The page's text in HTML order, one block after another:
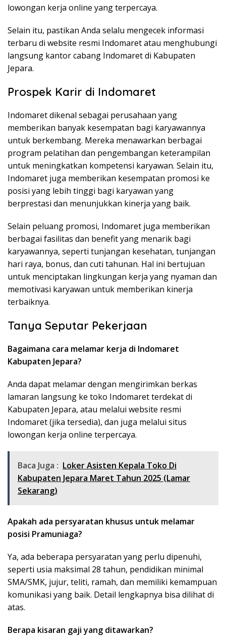
lowongan kerja online yang terpercaya.
Selain itu, pastikan Anda selalu mengecek informasi
terbaru di website resmi Indomaret atau menghubungi
langsung kantor cabang Indomaret di Kabupaten
Jepara.
Prospek Karir di Indomaret
Indomaret dikenal sebagai perusahaan yang
memberikan banyak kesempatan bagi karyawannya
untuk berkembang. Mereka menawarkan berbagai
program pelatihan dan pengembangan keterampilan
untuk meningkatkan kompetensi karyawan. Selain itu,
Indomaret juga memberikan kesempatan promosi ke
posisi yang lebih tinggi bagi karyawan yang
berprestasi dan menunjukkan kinerja yang baik.
Selain peluang promosi, Indomaret juga memberikan
berbagai fasilitas dan benefit yang menarik bagi
karyawannya, seperti tunjangan kesehatan, tunjangan
hari raya, bonus, dan cuti tahunan. Hal ini bertujuan
untuk menciptakan lingkungan kerja yang nyaman dan
memotivasi karyawan untuk memberikan kinerja
terbaiknya.
Tanya Seputar Pekerjaan
Bagaimana cara melamar kerja di Indomaret
Kabupaten Jepara?
Anda dapat melamar dengan mengirimkan berkas
lamaran langsung ke toko Indomaret terdekat di
Kabupaten Jepara, atau melalui website resmi
Indomaret (jika tersedia), dan juga melalui situs
lowongan kerja online terpercaya.
Baca Juga : Loker Asisten Kepala Toko Di
Kabupaten Jepara Maret Tahun 2025 (Lamar
Sekarang)
Apakah ada persyaratan khusus untuk melamar
posisi Pramuniaga?
Ya, ada beberapa persyaratan yang perlu dipenuhi,
seperti usia maksimal 28 tahun, pendidikan minimal
SMA/SMK, jujur, teliti, ramah, dan memiliki kemampuan
komunikasi yang baik. Detail lengkapnya bisa dilihat di
atas.
Berapa kisaran gaji yang ditawarkan?